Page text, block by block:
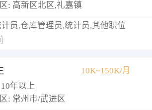
: 高新区北区,礼嘉镇
员,仓库管理员,统计员,其他职位
10K~150K/月
10年以上
: 常州市/武进区